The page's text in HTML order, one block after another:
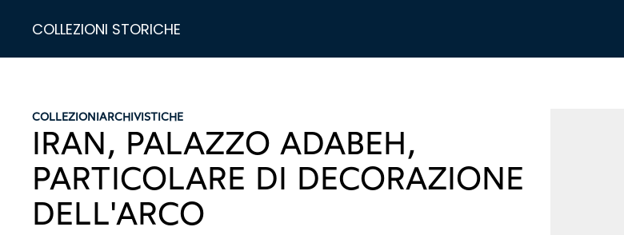
COLLEZIONI STORICHE
COLLEZIONIARCHIVISTICHE
IRAN, PALAZZO ADABEH,
PARTICOLARE DI DECORAZIONE
DELL'ARCO